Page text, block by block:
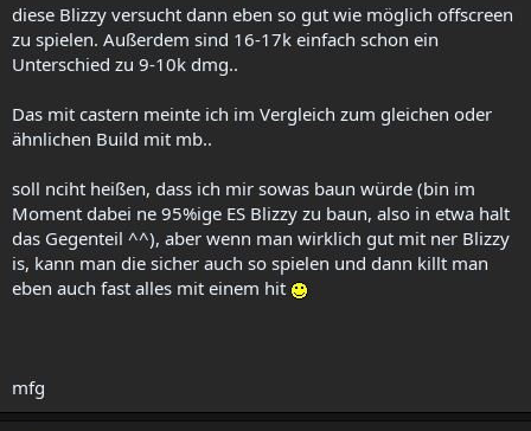
diese Blizzy versucht dann eben so gut wie möglich offscreen
zu spielen. Außerdem sind 16-17k einfach schon ein
Unterschied zu 9-10k dmg..
Das mit castern meinte ich im Vergleich zum gleichen oder
ähnlichen Build mit mb..
soll nciht heißen, dass ich mir sowas baun würde (bin im
Moment dabei ne 95%ige ES Blizzy zu baun, also in etwa halt
das Gegenteil ^^), aber wenn man wirklich gut mit ner Blizzy
is, kann man die sicher auch so spielen und dann killt man
eben auch fast alles mit einem hit
mfg